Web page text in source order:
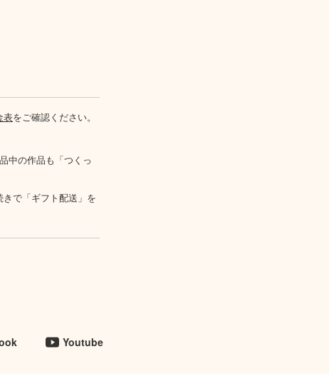
表をご確認ください。
中の作品も「つくっ
で「ギフト配送」を
Youtube